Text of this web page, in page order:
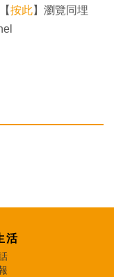
按此】瀏覽同埋
活